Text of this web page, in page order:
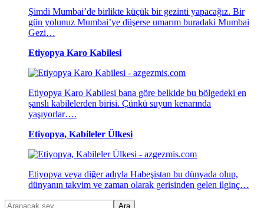
Şimdi Mumbai’de birlikte küçük bir gezinti yapacağız. Bir
gün yolunuz Mumbai’ye düşerse umarım buradaki Mumbai
Gezi…
Etiyopya Karo Kabilesi
Etiyopya Karo Kabilesi bana göre belkide bu bölgedeki en
şanslı kabilelerden birisi. Çünkü suyun kenarında
yaşıyorlar….
Etiyopya, Kabileler Ülkesi
Etiyopya veya diğer adıyla Habeşistan bu dünyada olup,
dünyanın takvim ve zaman olarak gerisinden gelen ilginç…